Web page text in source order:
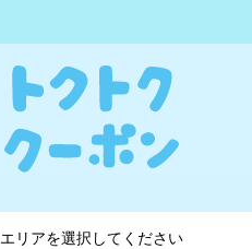
エリアを選択してください